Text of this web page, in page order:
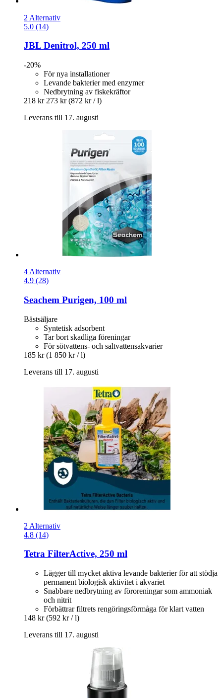
2 Alternativ
5.0 (14)
JBL Denitrol, 250 ml
-20%
För nya installationer
Levande bakterier med enzymer
Nedbrytning av fiskekräftor
218 kr 273 kr (872 kr / l)
Leverans till 17. augusti
4 Alternativ
4.9 (28)
Seachem Purigen, 100 ml
Bästsäljare
Syntetisk adsorbent
Tar bort skadliga föreningar
För sötvattens- och saltvattensakvarier
185 kr (1 850 kr / l)
Leverans till 17. augusti
2 Alternativ
4.8 (14)
Tetra FilterActive, 250 ml
Lägger till mycket aktiva levande bakterier för att stödja
permanent biologisk aktivitet i akvariet
Snabbare nedbrytning av föroreningar som ammoniak
och nitrit
Förbättrar filtrets rengöringsförmåga för klart vatten
148 kr (592 kr / l)
Leverans till 17. augusti